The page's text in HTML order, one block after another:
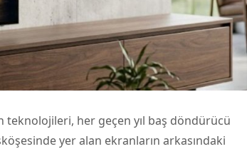
teknolojileri, her geçen yıl baş döndürücü
yer alan ekranların arkasındaki